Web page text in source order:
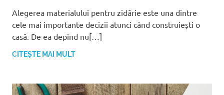
Alegerea materialului pentru zidărie este una dintre
cele mai importante decizii atunci când construiești o
casă. De ea depind nu[…]
CITEȘTE MAI MULT